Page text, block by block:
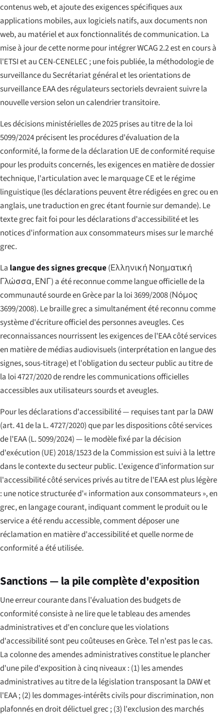
contenus web, et ajoute des exigences spécifiques aux
applications mobiles, aux logiciels natifs, aux documents non
web, au matériel et aux fonctionnalités de communication. La
mise à jour de cette norme pour intégrer WCAG 2.2 est en cours à
l'ETSI et au CEN-CENELEC ; une fois publiée, la méthodologie de
surveillance du Secrétariat général et les orientations de
surveillance EAA des régulateurs sectoriels devraient suivre la
nouvelle version selon un calendrier transitoire.
Les décisions ministérielles de 2025 prises au titre de la loi
5099/2024 précisent les procédures d'évaluation de la
conformité, la forme de la déclaration UE de conformité requise
pour les produits concernés, les exigences en matière de dossier
technique, l'articulation avec le marquage CE et le régime
linguistique (les déclarations peuvent être rédigées en grec ou en
anglais, une traduction en grec étant fournie sur demande). Le
texte grec fait foi pour les déclarations d'accessibilité et les
notices d'information aux consommateurs mises sur le marché
grec.
La langue des signes grecque(Ελληνική Νοηματική
Γλώσσα, ΕΝΓ) a été reconnue comme langue officielle de la
communauté sourde en Grèce par la loi 3699/2008 (Νόμος
3699/2008). Le braille grec a simultanément été reconnu comme
système d'écriture officiel des personnes aveugles. Ces
reconnaissances nourrissent les exigences de l'EAA côté services
en matière de médias audiovisuels (interprétation en langue des
signes, sous-titrage) et l'obligation du secteur public au titre de
la loi 4727/2020 de rendre les communications officielles
accessibles aux utilisateurs sourds et aveugles.
Pour les déclarations d'accessibilité — requises tant par la DAW
(art. 41 de la L. 4727/2020) que par les dispositions côté services
de l'EAA (L. 5099/2024) — le modèle fixé par la décision
d'exécution (UE) 2018/1523 de la Commission est suivi à la lettre
dans le contexte du secteur public. L'exigence d'information sur
l'accessibilité côté services privés au titre de l'EAA est plus légère
: une notice structurée d'« information aux consommateurs », en
grec, en langage courant, indiquant comment le produit ou le
service a été rendu accessible, comment déposer une
réclamation en matière d'accessibilité et quelle norme de
conformité a été utilisée.
Sanctions — la pile complète d'exposition
Une erreur courante dans l'évaluation des budgets de
conformité consiste à ne lire que le tableau des amendes
administratives et d'en conclure que les violations
d'accessibilité sont peu coûteuses en Grèce. Tel n'est pas le cas.
La colonne des amendes administratives constitue le plancher
d'une pile d'exposition à cinq niveaux : (1) les amendes
administratives au titre de la législation transposant la DAW et
l'EAA ; (2) les dommages-intérêts civils pour discrimination, non
plafonnés en droit délictuel grec ; (3) l'exclusion des marchés